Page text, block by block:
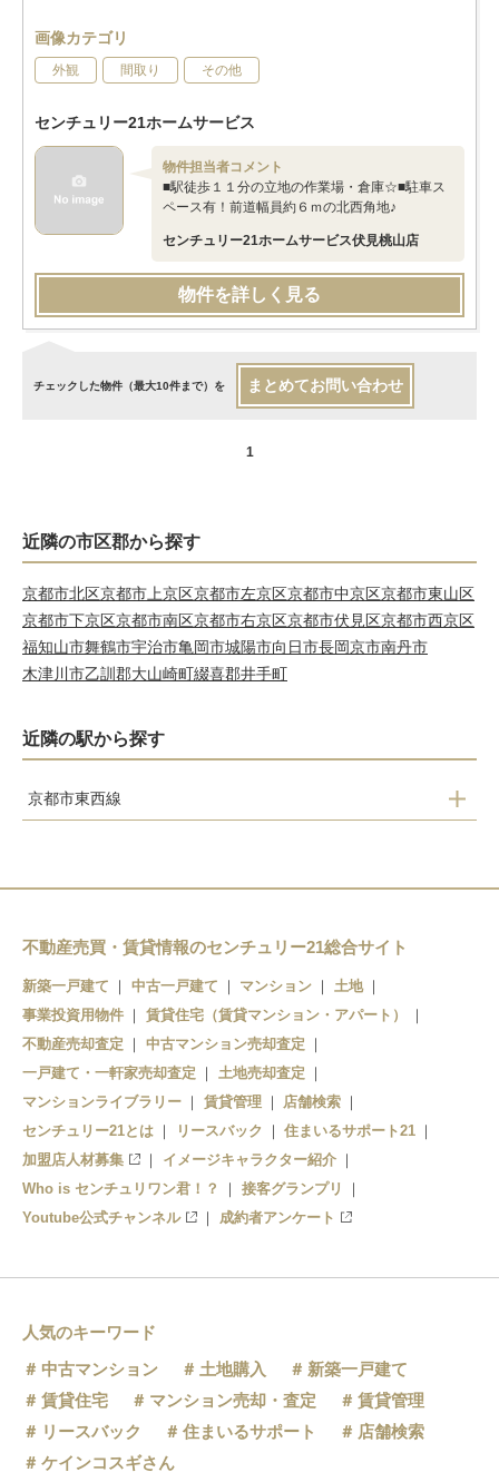
画像カテゴリ
外観 間取り その他
センチュリー21ホームサービス
物件担当者コメント
■駅徒歩１１分の立地の作業場・倉庫☆■駐車ス
ペース有！前道幅員約６ｍの北西角地♪
センチュリー21ホームサービス伏見桃山店
物件を詳しく見る
チェックした物件（最大10件まで）を まとめてお問い合わせ
1
近隣の市区郡から探す
京都市北区京都市上京区京都市左京区京都市中京区京都市東山区
京都市下京区京都市南区京都市右京区京都市伏見区京都市西京区
福知山市舞鶴市宇治市亀岡市城陽市向日市長岡京市南丹市
木津川市乙訓郡大山崎町綴喜郡井手町
近隣の駅から探す
京都市東西線
醍醐
六地蔵
不動産売買・賃貸情報のセンチュリー21総合サイト
新築一戸建て 中古一戸建て マンション
土地
事業投資用物件
賃貸住宅（賃貸マンション・アパート）
不動産売却査定
中古マンション売却査定
一戸建て・一軒家売却査定
土地売却査定
マンションライブラリー
賃貸管理
店舗検索
センチュリー21とは
リースバック
住まいるサポート21
加盟店人材募集
イメージキャラクター紹介
Who is センチュリワン君！？
接客グランプリ
Youtube公式チャンネル
成約者アンケート
人気のキーワード
中古マンション
土地購入
新築一戸建て
賃貸住宅
マンション売却・査定
賃貸管理
リースバック
住まいるサポート
店舗検索
ケインコスギさん